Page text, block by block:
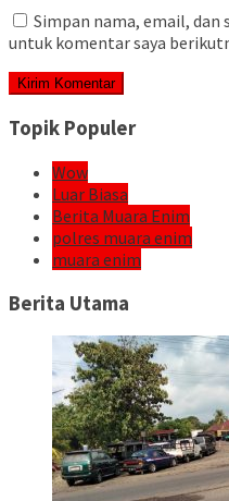
Simpan nama, email, dan
untuk komentar saya
Topik Populer
Wow
Luar Biasa
Berita Muara Enim
polres muara enim
muara enim
Berita Utama